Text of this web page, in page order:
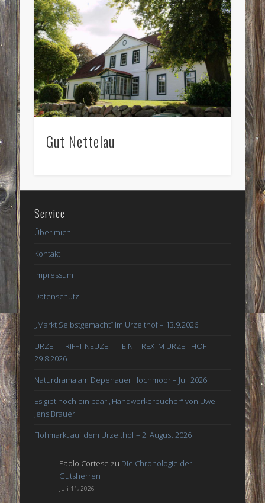
Gut Nettelau
Service
Über mich
Kontakt
Impressum
Datenschutz
„Markt Selbstgemacht“ im Urzeithof – 13.9.2026
URZEIT TRIFFT NEUZEIT – EIN T-REX IM URZEITHOF –
29.8.2026
Naturdrama am Depenauer Hochmoor – Juli 2026
Es gibt noch ein paar „Handwerkerbücher“ von Uwe-
Jens Brauer
Flohmarkt auf dem Urzeithof – 2. August 2026
Paolo Cortese zu Die Chronologie der
Gutsherren
Juli 11, 2026